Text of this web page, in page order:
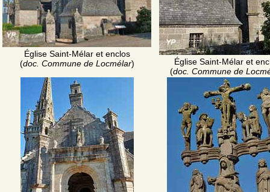
Église Saint-Mélar et enclos
(doc. Commune de Locmélar)
Église Saint-Mélar et
(doc. Commune de